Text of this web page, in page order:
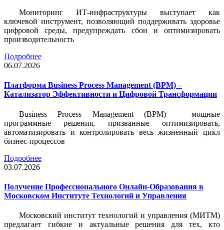
Мониторинг ИТ-инфраструктуры выступает как
ключевой инструмент, позволяющий поддерживать здоровье
цифровой среды, предупреждать сбои и оптимизировать
производительность
Подробнее
06.07.2026
Платформа Business Process Management (BPM) –
Катализатор Эффективности и Цифровой Трансформации
Business Process Management (BPM) – мощные
программные решения, призванные оптимизировать,
автоматизировать и контролировать весь жизненный цикл
бизнес-процессов
Подробнее
03.07.2026
Получение Профессионального Онлайн-Образования в
Московском Институте Технологий и Управления
Московский институт технологий и управления (МИТМ)
предлагает гибкие и актуальные решения для тех, кто